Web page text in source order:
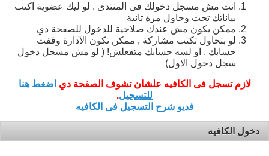
انت مش مسجل دخولك فى المنتدى . لو ليك عضوية اكتب
بياناتك تحت وحاول مرة تانية
ممكن يكون مش عندك صلاحية للدخول للصفحة دي
لو بتحاول تكتب مشاركة , ممكن تكون الآدارة وقفت
حسابك , او لسه حسابك متفعلش! ( لو مش مسجل دخول
سجل دخول الاول)
لازم تسجل فى الكافيه علشان تشوف الصفحة دي اضغط هنا
للتسجيل.
فديو شرح التسجيل فى الكافيه
دخول الكافيه